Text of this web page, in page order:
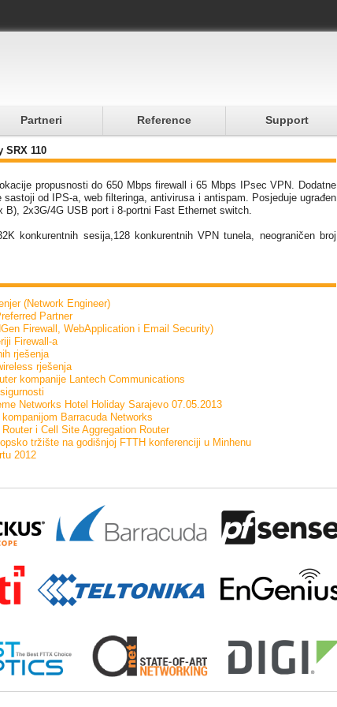
Partneri Reference Support
SRX 110
propusnosti do 650 Mbps firewall i 65 Mbps IPsec VPN. Dodatne
od IPS-a, web filteringa, antivirusa i antispam. Posjeduje ugrađen
2x3G/4G USB port i 8-portni Fast Ethernet switch.
konkurentnih sesija,128 konkurentnih VPN tunela, neograničen broj
(Network Engineer)
Partner
Firewall, WebApplication i Email Security)
Firewall-a
rješenja
rješenja
kompanije Lantech Communications
Networks Hotel Holiday Sarajevo 07.05.2013
Barracuda Networks
i Cell Site Aggregation Router
tržište na godišnjoj FTTH konferenciji u Minhenu
2012